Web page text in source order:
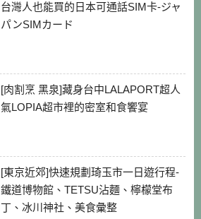
台灣人也能買的日本可通話SIM卡-ジャ
パンSIMカード
[肉割烹 黑泉]藏身台中LALAPORT超人
氣LOPIA超市裡的密室和食饗宴
[東京近郊]快速規劃琦玉市一日遊行程-
鐵道博物館、TETSU沾麵、檸檬堂布
丁、冰川神社、美食彙整